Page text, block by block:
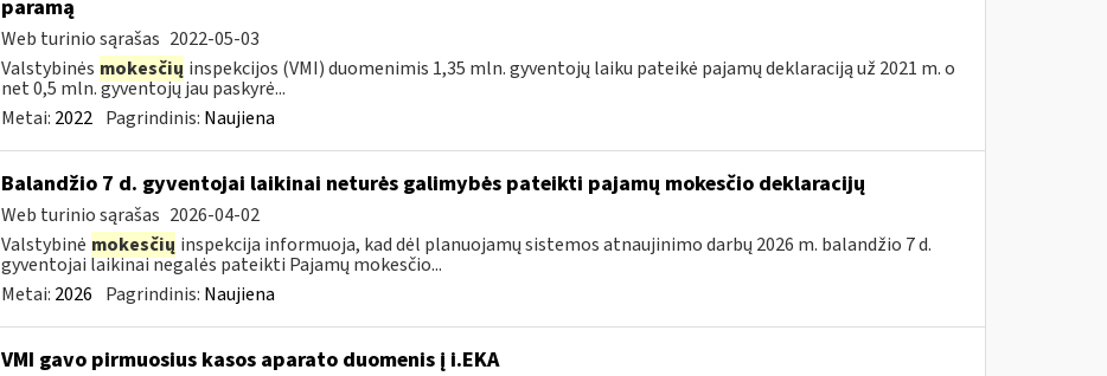
paramą
Web turinio sąrašas 2022-05-03
Valstybinės mokesčių inspekcijos (VMI) duomenimis 1,35 mln. gyventojų laiku pateikė pajamų deklaraciją už 2021 m. o
net 0,5 mln. gyventojų jau paskyrė...
Metai: 2022 Pagrindinis: Naujiena
Balandžio 7 d. gyventojai laikinai neturės galimybės pateikti pajamų mokesčio deklaracijų
Web turinio sąrašas 2026-04-02
Valstybinė mokesčių inspekcija informuoja, kad dėl planuojamų sistemos atnaujinimo darbų 2026 m. balandžio 7 d.
gyventojai laikinai negalės pateikti Pajamų mokesčio...
Metai: 2026 Pagrindinis: Naujiena
VMI gavo pirmuosius kasos aparato duomenis į i.EKA